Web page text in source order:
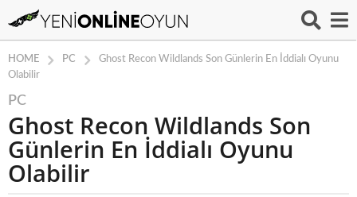
HOME PC
Ghost Recon Wildlands Son Günlerin En İddialı Oyunu
Olabilir
9
y
l
a
PC
Ghost Recon Wildlands Son
Günlerin En İddialı Oyunu
Olabilir